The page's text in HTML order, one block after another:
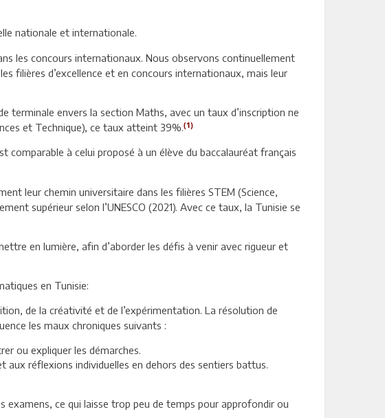
nationale et internationale.
les concours internationaux. Nous observons continuellement
filières d’excellence et en concours internationaux, mais leur
terminale envers la section Maths, avec un taux d’inscription ne
et Technique), ce taux atteint 39%.(1)
comparable à celui proposé à un élève du baccalauréat français
leur chemin universitaire dans les filières STEM (Science,
supérieur selon l’UNESCO (2021). Avec ce taux, la Tunisie se
en lumière, afin d’aborder les défis à venir avec rigueur et
en Tunisie:
de la créativité et de l’expérimentation. La résolution de
les maux chroniques suivants :
ou expliquer les démarches.
réflexions individuelles en dehors des sentiers battus.
ce qui laisse trop peu de temps pour approfondir ou